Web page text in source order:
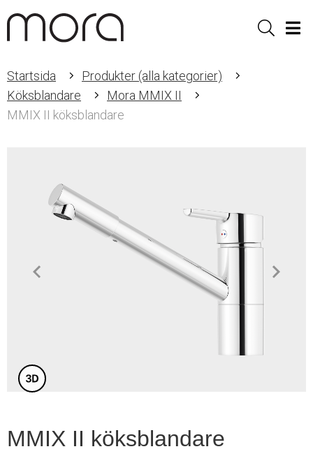
Sök
Startsida
Produkter (alla kategorier)
Köksblandare
Mora MMIX II
MMIX II köksblandare
MMIX II köksblandare